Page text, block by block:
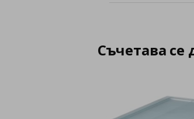
Съчетава се